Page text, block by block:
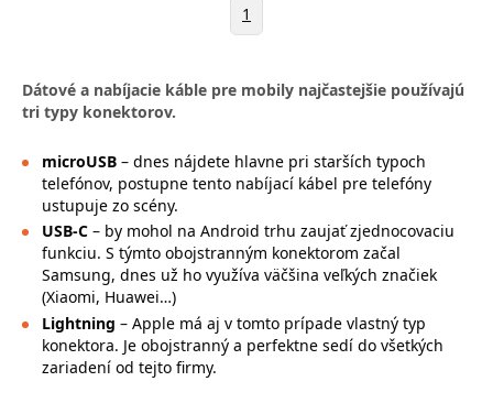
1
Dátové a nabíjacie káble pre mobily najčastejšie používajú
tri typy konektorov.
microUSB – dnes nájdete hlavne pri starších typoch
telefónov, postupne tento nabíjací kábel pre telefóny
ustupuje zo scény.
USB-C – by mohol na Android trhu zaujať zjednocovaciu
funkciu. S týmto obojstranným konektorom začal
Samsung, dnes už ho využíva väčšina veľkých značiek
(Xiaomi, Huawei…)
Lightning – Apple má aj v tomto prípade vlastný typ
konektora. Je obojstranný a perfektne sedí do všetkých
zariadení od tejto firmy.